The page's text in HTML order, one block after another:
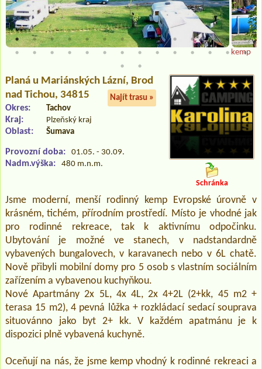
kemp
Planá u Mariánských Lázní, Brod
nad Tichou, 34815
Najít trasu »
Okres: Tachov
Kraj: Plzeňský kraj
Oblast: Šumava
Provozní doba: 01.05. - 30.09.
Nadm.výška: 480 m.n.m.
Schránka
Jsme moderní, menší rodinný kemp Evropské úrovně v
krásném, tichém, přírodním prostředí. Místo je vhodné jak
pro rodinné rekreace, tak k aktivnímu odpočinku.
Ubytování je možné ve stanech, v nadstandardně
vybavených bungalovech, v karavanech nebo v 6L chatě.
Nově přibyli mobilní domy pro 5 osob s vlastním sociálním
zařízením a vybavenou kuchyňkou.
Nové Apartmány 2x 5L, 4x 4L, 2x 4+2L (2+kk, 45 m2 +
terasa 15 m2), 4 pevná lůžka + rozkládací sedací souprava
situovánno jako byt 2+ kk. V každém apatmánu je k
dispozici plně vybavená kuchyně.
Oceňují na nás, že jsme kemp vhodný k rodinné rekreaci a